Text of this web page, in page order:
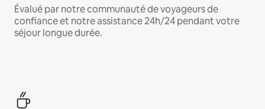
Évalué par notre communauté de voyageurs de
confiance et notre assistance 24h/24 pendant votre
séjour longue durée.